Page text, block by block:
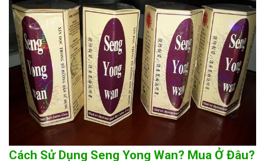
Cách Sử Dụng Seng Yong Wan? Mua Ở Đâu?